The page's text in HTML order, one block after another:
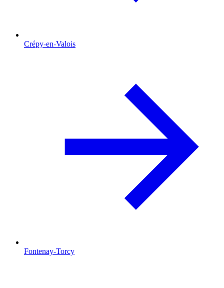
Crépy-en-Valois
Fontenay-Torcy